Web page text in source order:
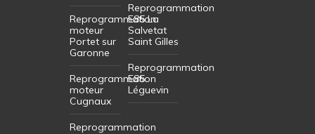
Reprogrammation
moteur
Portet sur
Garonne
Reprogrammation
moteur
Cugnaux
Reprogrammation
Reprogrammation
E85 La
Salvetat
Saint Gilles
Reprogrammation
E85
Léguevin